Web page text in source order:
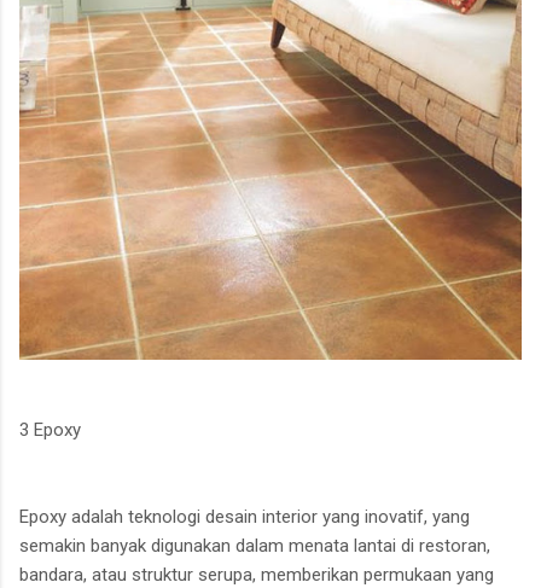
3 Epoxy
Epoxy adalah teknologi desain interior yang inovatif, yang
semakin banyak digunakan dalam menata lantai di restoran,
bandara, atau struktur serupa, memberikan permukaan yang